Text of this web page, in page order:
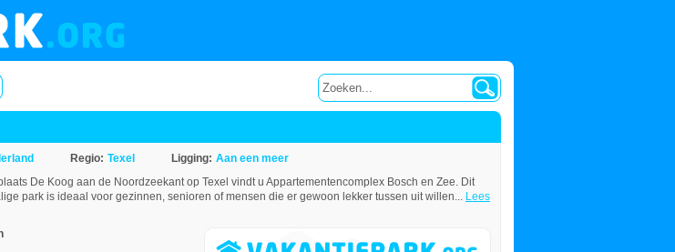
Regio: Texel Ligging: Aan een meer
De Koog aan de Noordzeekant op Texel vindt u Appartementencomplex Bosch en Zee. Dit
park is ideaal voor gezinnen, senioren of mensen die er gewoon lekker tussen uit willen... Lees